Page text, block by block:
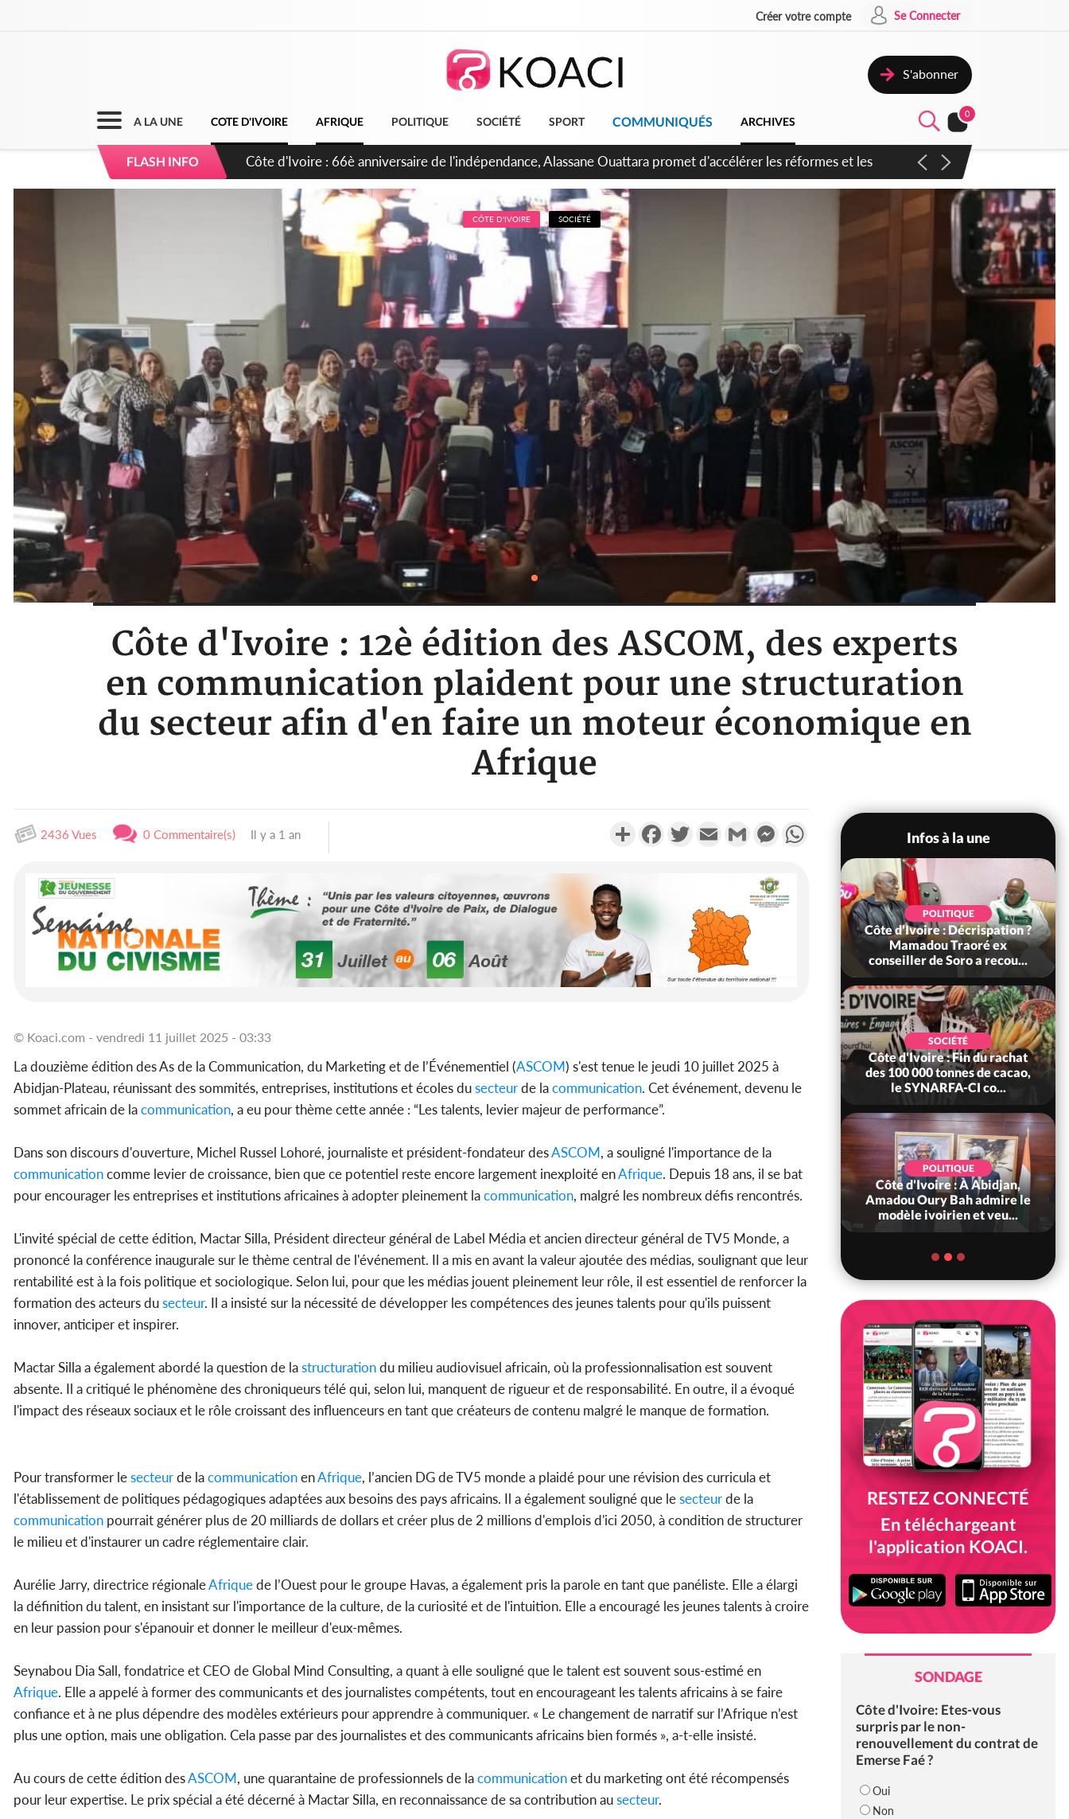
Créer votre compte Se Connecter
S'abonner
A LA UNE COTE D'IVOIRE AFRIQUE POLITIQUE SOCIÉTÉ SPORT COMMUNIQUÉS ARCHIVES
0
FLASH INFO
Côte d'Ivoire : À Abidjan, Amadou Oury Bah admire le modèle ivoirien et veut s'en inspirer pour accélérer le
développement de la Guinée
CÔTE D'IVOIRE SOCIÉTÉ
Côte d'Ivoire : 12è édition des ASCOM, des experts
en communication plaident pour une structuration
du secteur afin d'en faire un moteur économique en
Afrique
2436 Vues 0 Commentaire(s) Il y a 1 an PartagerFacebookTwitterEmail Gmail MessengerWhatsApp
© Koaci.com - vendredi 11 juillet 2025 - 03:33
La douzième édition des As de la Communication, du Marketing et de l’Événementiel (ASCOM) s'est tenue le jeudi 10 juillet 2025 à
Abidjan-Plateau, réunissant des sommités, entreprises, institutions et écoles dusecteurde lacommunication. Cet événement, devenu le
sommet africain de lacommunication, a eu pour thème cette année : “Les talents, levier majeur de performance”.
Dans son discours d'ouverture, Michel Russel Lohoré, journaliste et président-fondateur desASCOM, a souligné l'importance de la
communicationcomme levier de croissance, bien que ce potentiel reste encore largement inexploité enAfrique. Depuis 18 ans, il se bat
pour encourager les entreprises et institutions africaines à adopter pleinement lacommunication, malgré les nombreux défis rencontrés.
L'invité spécial de cette édition, Mactar Silla, Président directeur général de Label Média et ancien directeur général de TV5 Monde, a
prononcé la conférence inaugurale sur le thème central de l'événement. Il a mis en avant la valeur ajoutée des médias, soulignant que leur
rentabilité est à la fois politique et sociologique. Selon lui, pour que les médias jouent pleinement leur rôle, il est essentiel de renforcer la
formation des acteurs dusecteur. Il a insisté sur la nécessité de développer les compétences des jeunes talents pour qu'ils puissent
innover, anticiper et inspirer.
Mactar Silla a également abordé la question de lastructurationdu milieu audiovisuel africain, où la professionnalisation est souvent
absente. Il a critiqué le phénomène des chroniqueurs télé qui, selon lui, manquent de rigueur et de responsabilité. En outre, il a évoqué
l'impact des réseaux sociaux et le rôle croissant des influenceurs en tant que créateurs de contenu malgré le manque de formation.
Pour transformer lesecteurde lacommunicationenAfrique, l’ancien DG de TV5 monde a plaidé pour une révision des curricula et
l'établissement de politiques pédagogiques adaptées aux besoins des pays africains. Il a également souligné que lesecteurde la
communication pourrait générer plus de 20 milliards de dollars et créer plus de 2 millions d'emplois d'ici 2050, à condition de structurer
le milieu et d'instaurer un cadre réglementaire clair.
Aurélie Jarry, directrice régionaleAfriquede l’Ouest pour le groupe Havas, a également pris la parole en tant que panéliste. Elle a élargi
la définition du talent, en insistant sur l'importance de la culture, de la curiosité et de l'intuition. Elle a encouragé les jeunes talents à croire
en leur passion pour s'épanouir et donner le meilleur d'eux-mêmes.
Seynabou Dia Sall, fondatrice et CEO de Global Mind Consulting, a quant à elle souligné que le talent est souvent sous-estimé en
Afrique. Elle a appelé à former des communicants et des journalistes compétents, tout en encourageant les talents africains à se faire
confiance et à ne plus dépendre des modèles extérieurs pour apprendre à communiquer. « Le changement de narratif sur l’Afrique n’est
plus une option, mais une obligation. Cela passe par des journalistes et des communicants africains bien formés », a-t-elle insisté.
Au cours de cette édition desASCOM, une quarantaine de professionnels de lacommunicationet du marketing ont été récompensés
pour leur expertise. Le prix spécial a été décerné à Mactar Silla, en reconnaissance de sa contribution ausecteur.
Infos à la une
SOCIÉTÉ
Côte d'Ivoire : Ouattara
promet des sanctions contre
les déguerpissements i...
Alassane Ouattara accorde
la grâce à 4 661...
POLITIQUE
Côte d'Ivoire : 66è
anniversaire de
l'indépendance, Alassane
POLITIQUE
Côte d'Ivoire : Décrispation ?
Mamadou Traoré ex
conseiller de Soro a recou...
SOCIÉTÉ
Côte d'Ivoire : Fin du rachat
des 100 000 tonnes de cacao,
le SYNARFA-CI co...
POLITIQUE
Côte d'Ivoire : À Abidjan,
Amadou Oury Bah admire le
modèle ivoirien et veu...
RESTEZ CONNECTÉ
En téléchargeant
l'application KOACI.
SONDAGE
Côte d'Ivoire: Etes-vous
surpris par le non-
renouvellement du contrat de
Emerse Faé ?
Oui
Non